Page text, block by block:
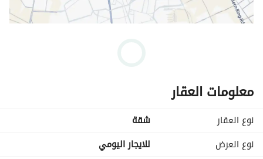
معلومات العقار
نوع العقار
شقة
نوع العرض
للايجار اليومي